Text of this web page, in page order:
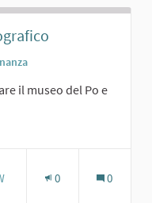
il museo del Po e
0 0